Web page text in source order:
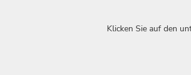
Klicken Sie auf den